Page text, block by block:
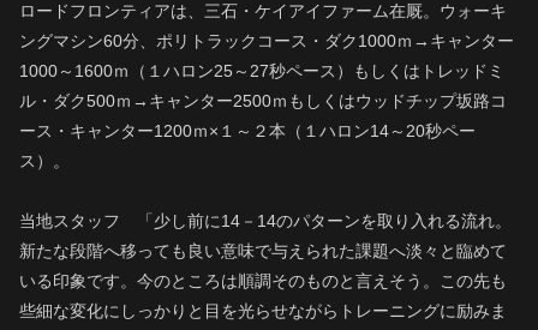
ロードフロンティアは、三石・ケイアイファーム在厩。ウォーキ
ングマシン60分、ポリトラックコース・ダク1000ｍ→キャンター
1000～1600ｍ（１ハロン25～27秒ペース）もしくはトレッドミ
ル・ダク500ｍ→キャンター2500ｍもしくはウッドチップ坂路コ
ース・キャンター1200ｍ×１～２本（１ハロン14～20秒ペー
ス）。
当地スタッフ 「少し前に14－14のパターンを取り入れる流れ。
新たな段階へ移っても良い意味で与えられた課題へ淡々と臨めて
いる印象です。今のところは順調そのものと言えそう。この先も
些細な変化にしっかりと目を光らせながらトレーニングに励みま